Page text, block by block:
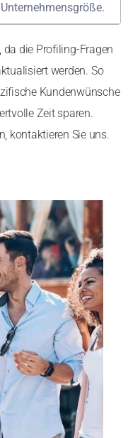
Unternehmensgröße.
die Profiling-Fragen
werden. So
Kundenwünsche
Zeit sparen.
kontaktieren Sie uns.